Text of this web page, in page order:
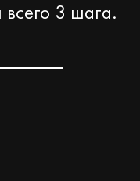
всего 3 шага.